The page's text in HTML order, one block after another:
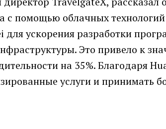
с помощью облачных
для ускорения разработки
Это привело к
на 35%. Благодаря
услуги и принимать